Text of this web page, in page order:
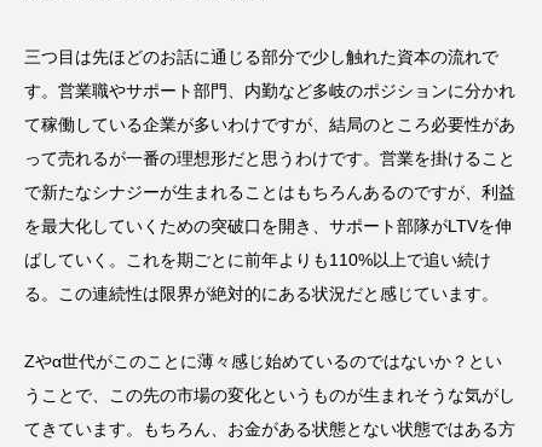
三つ目は先ほどのお話に通じる部分で少し触れた資本の流れで
す。営業職やサポート部門、内勤など多岐のポジションに分かれ
て稼働している企業が多いわけですが、結局のところ必要性があ
って売れるが一番の理想形だと思うわけです。営業を掛けること
で新たなシナジーが生まれることはもちろんあるのですが、利益
を最大化していくための突破口を開き、サポート部隊がLTVを伸
ばしていく。これを期ごとに前年よりも110%以上で追い続け
る。この連続性は限界が絶対的にある状況だと感じています。
Zやα世代がこのことに薄々感じ始めているのではないか？とい
うことで、この先の市場の変化というものが生まれそうな気がし
てきています。もちろん、お金がある状態とない状態ではある方